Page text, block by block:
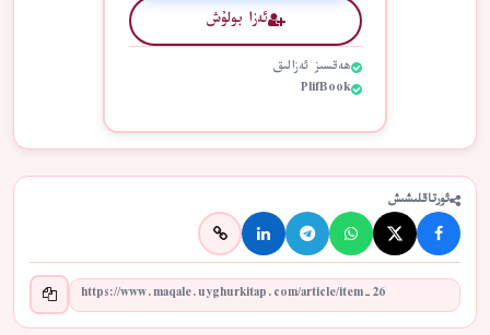
ئەزا بولۇش
ھەقسىز ئەزالىق
PlifBook
ئورتاقلىشىش